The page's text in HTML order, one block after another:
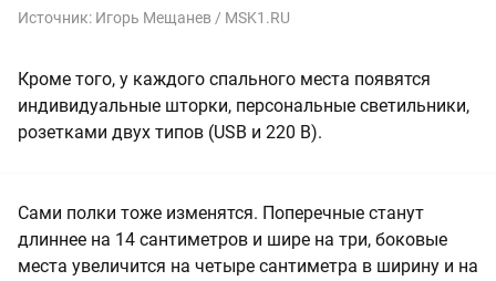
Источник: Игорь Мещанев / MSK1.RU
Кроме того, у каждого спального места появятся
индивидуальные шторки, персональные светильники,
розетками двух типов (USB и 220 В).
Сами полки тоже изменятся. Поперечные станут
длиннее на 14 сантиметров и шире на три, боковые
места увеличится на четыре сантиметра в ширину и на